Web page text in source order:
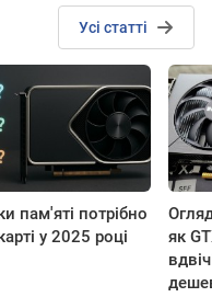
Усі статті
пам'яті потрібно
у 2025 році
як